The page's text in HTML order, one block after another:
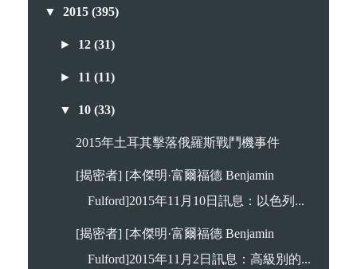
▼ 2015 (395)
► 12(31)
► 11(11)
▼ 10(33)
2015年土耳其擊落俄羅斯戰鬥機事件
[揭密者] [本傑明·富爾福德 Benjamin
Fulford]2015年11月10日訊息：以色列...
[揭密者] [本傑明·富爾福德 Benjamin
Fulford]2015年11月2日訊息：高級別的...